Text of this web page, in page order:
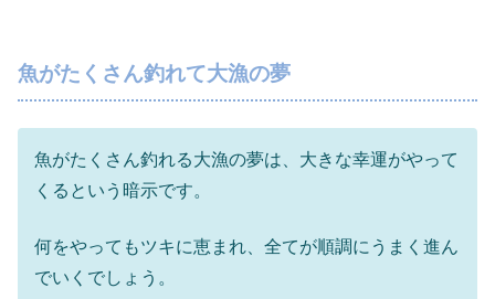
魚がたくさん釣れて大漁の夢
魚がたくさん釣れる大漁の夢は、大きな幸運がやって
くるという暗示です。
何をやってもツキに恵まれ、全てが順調にうまく進ん
でいくでしょう。